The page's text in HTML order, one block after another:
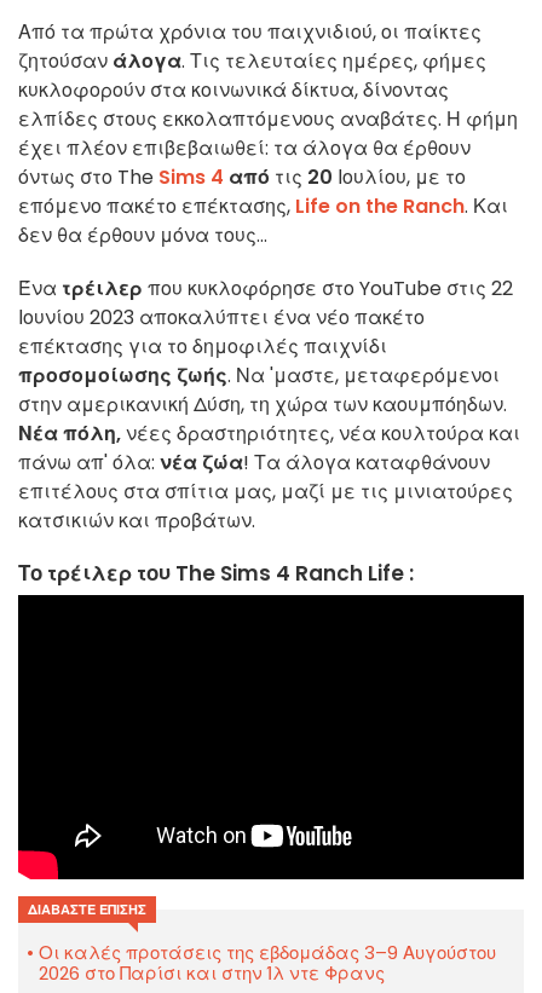
Από τα πρώτα χρόνια του παιχνιδιού, οι παίκτες
ζητούσαν άλογα. Τις τελευταίες ημέρες, φήμες
κυκλοφορούν στα κοινωνικά δίκτυα, δίνοντας
ελπίδες στους εκκολαπτόμενους αναβάτες. Η φήμη
έχει πλέον επιβεβαιωθεί: τα άλογα θα έρθουν
όντως στο The Sims 4 από τις 20 Ιουλίου, με το
επόμενο πακέτο επέκτασης, Life on the Ranch. Και
δεν θα έρθουν μόνα τους...
Ένα τρέιλερ που κυκλοφόρησε στο YouTube στις 22
Ιουνίου 2023 αποκαλύπτει ένα νέο πακέτο
επέκτασης για το δημοφιλές παιχνίδι
προσομοίωσης ζωής. Να 'μαστε, μεταφερόμενοι
στην αμερικανική Δύση, τη χώρα των καουμπόηδων.
Νέα πόλη,νέες δραστηριότητες, νέα κουλτούρα και
πάνω απ' όλα: νέα ζώα! Τα άλογα καταφθάνουν
επιτέλους στα σπίτια μας, μαζί με τις μινιατούρες
κατσικιών και προβάτων.
Το τρέιλερ του The Sims 4 Ranch Life :
ΔΙΑΒΆΣΤΕ ΕΠΊΣΗΣ
Οι καλές προτάσεις της εβδομάδας 3–9 Αυγούστου
2026 στο Παρίσι και στην Ίλ ντε Φρανς